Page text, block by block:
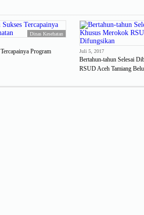
Dinas Kesehatan
Program
Juli 5, 2017
Bertahun-tahun Selesai
RSUD Aceh Tamiang